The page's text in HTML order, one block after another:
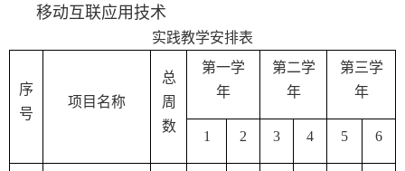
移动互联应用技术
实践教学安排表
序
号
项目名称
总
周
数
第一学
年
第二学
年
第三学
年
1 2 3 4 5 6